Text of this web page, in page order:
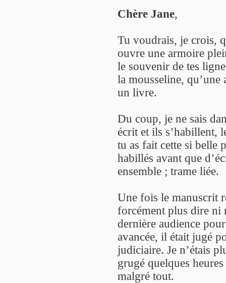
Chère Jane,
Tu voudrais, je crois,
ouvre une armoire
le souvenir de tes
la mousseline,
un livre.
Du coup, je ne sais
écrit et ils s’habillent,
tu as fait cette si belle
habillés avant que
ensemble ; trame liée.
Une fois le manuscrit
forcément plus dire ni
dernière audience
avancée, il était jugé
judiciaire. Je n’étais
grugé quelques
malgré tout.